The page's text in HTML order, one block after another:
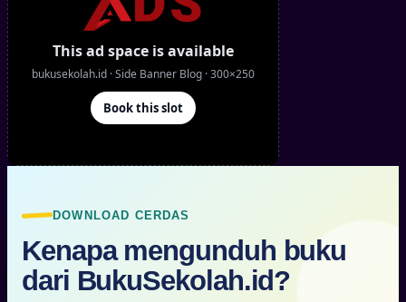
DOWNLOAD CERDAS
Kenapa mengunduh buku
dari BukuSekolah.id?